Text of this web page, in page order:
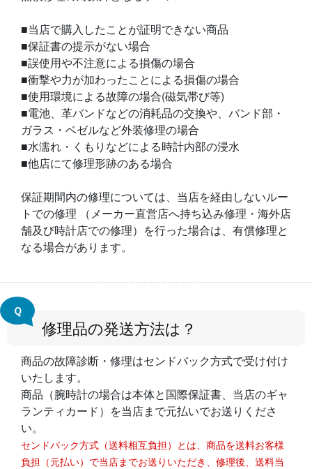
■当店で購入したことが証明できない商品
■保証書の提示がない場合
■誤使用や不注意による損傷の場合
■衝撃や力が加わったことによる損傷の場合
■使用環境による故障の場合(磁気帯び等)
■電池、革バンドなどの消耗品の交換や、バンド部・
ガラス・ベゼルなど外装修理の場合
■水濡れ・くもりなどによる時計内部の浸水
■他店にて修理形跡のある場合
保証期間内の修理については、当店を経由しないルー
トでの修理 （メーカー直営店へ持ち込み修理・海外店
舗及び時計店での修理）を行った場合は、有償修理と
なる場合があります。
Ｑ
修理品の発送方法は？
商品の故障診断・修理はセンドバック方式で受け付け
いたします。
商品（腕時計の場合は本体と国際保証書、当店のギャ
ランティカード）を当店まで元払いでお送りくださ
い。
センドバック方式（送料相互負担）とは、商品を送料お客様
負担（元払い）で当店までお送りいただき、修理後、送料当